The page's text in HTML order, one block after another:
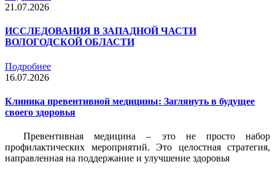
21.07.2026
ИССЛЕДОВАНИЯ В ЗАПАДНОЙ ЧАСТИ
ВОЛОГОДСКОЙ ОБЛАСТИ
Подробнее
16.07.2026
Клиника превентивной медицины: Заглянуть в будущее
своего здоровья
Превентивная медицина – это не просто набор
профилактических мероприятий. Это целостная стратегия,
направленная на поддержание и улучшение здоровья